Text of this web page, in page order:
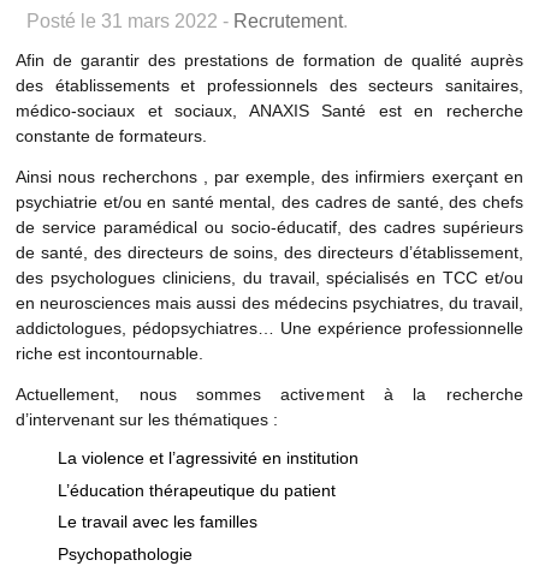
Posté le 31 mars 2022 - Recrutement.
Afin de garantir des prestations de formation de qualité auprès
des établissements et professionnels des secteurs sanitaires,
médico-sociaux et sociaux, ANAXIS Santé est en recherche
constante de formateurs.
Ainsi nous recherchons , par exemple, des infirmiers exerçant en
psychiatrie et/ou en santé mental, des cadres de santé, des chefs
de service paramédical ou socio-éducatif, des cadres supérieurs
de santé, des directeurs de soins, des directeurs d’établissement,
des psychologues cliniciens, du travail, spécialisés en TCC et/ou
en neurosciences mais aussi des médecins psychiatres, du travail,
addictologues, pédopsychiatres… Une expérience professionnelle
riche est incontournable.
Actuellement, nous sommes activement à la recherche
d’intervenant sur les thématiques :
La violence et l’agressivité en institution
L’éducation thérapeutique du patient
Le travail avec les familles
Psychopathologie